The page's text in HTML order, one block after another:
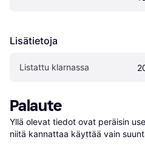
Lisätietoja
Listattu klarnassa
Palaute
Yllä olevat tiedot ovat peräisin
niitä kannattaa käyttää vain